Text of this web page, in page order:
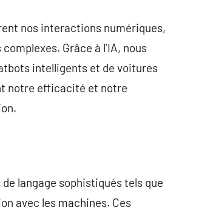
nos interactions numériques,
Grâce à l’IA, nous
intelligents et de voitures
notre efficacité et notre
langage sophistiqués tels que
avec les machines. Ces